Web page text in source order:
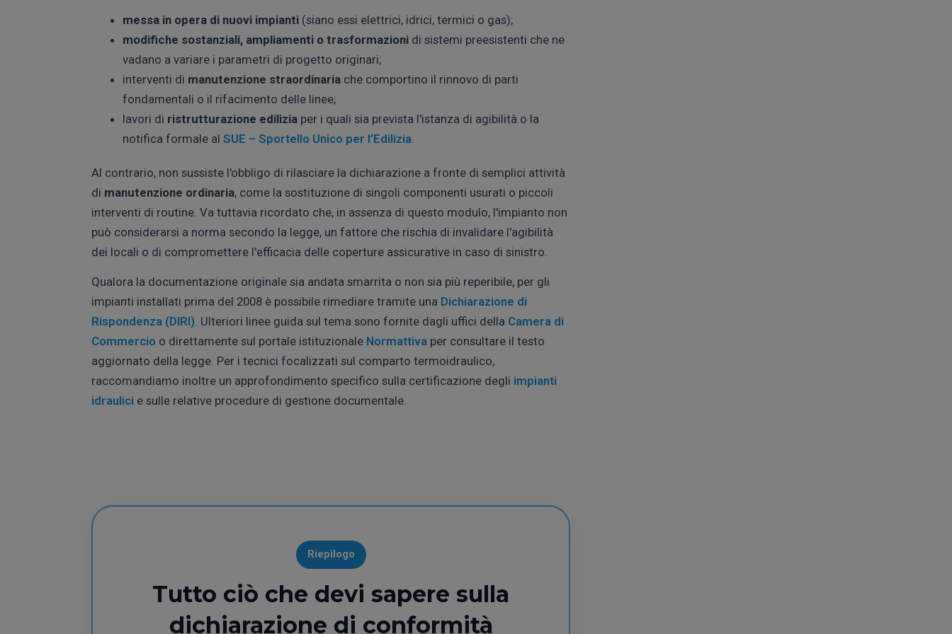
messa in opera di nuovi impianti (siano essi elettrici, idrici, termici o gas);
modifiche sostanziali, ampliamenti o trasformazioni di sistemi preesistenti che ne
vadano a variare i parametri di progetto originari;
interventi di manutenzione straordinaria che comportino il rinnovo di parti
fondamentali o il rifacimento delle linee;
lavori di ristrutturazione edilizia per i quali sia prevista l'istanza di agibilità o la
notifica formale al SUE – Sportello Unico per l’Edilizia
Al contrario, non sussiste l'obbligo di rilasciare la dichiarazione a fronte di semplici attività
di manutenzione ordinaria, come la sostituzione di singoli componenti usurati o piccoli
interventi di routine. Va tuttavia ricordato che, in assenza di questo modulo, l'impianto non
può considerarsi a norma secondo la legge, un fattore che rischia di invalidare l'agibilità
dei locali o di compromettere l'efficacia delle coperture assicurative in caso di sinistro.
Qualora la documentazione originale sia andata smarrita o non sia più reperibile, per gli
impianti installati prima del 2008 è possibile rimediare tramite una Dichiarazione di
Rispondenza (DIRI) . Ulteriori linee guida sul tema sono fornite dagli uffici della Camera di
Commercio o direttamente sul portale istituzionale Normattiva per consultare il testo
aggiornato della legge. Per i tecnici focalizzati sul comparto termoidraulico,
raccomandiamo inoltre un approfondimento specifico sulla certificazione degli impianti
idraulici e sulle relative procedure di gestione documentale.
Riepilogo
Tutto ciò che devi sapere sulla
dichiarazione di conformità